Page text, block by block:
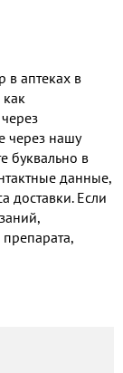
в аптеках в
через нашу
буквально в
данные,
доставки. Если